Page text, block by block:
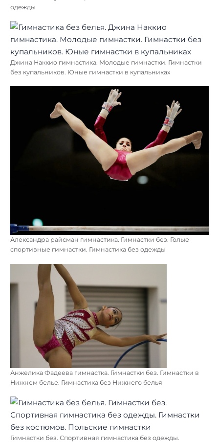
одежды
Джина Наккио гимнастика. Молодые гимнастки. Гимнастки
без купальников. Юные гимнастки в купальниках
Александра райсман гимнастика. Гимнастки без. Голые
спортивные гимнастки. Гимнастика без одежды
Анжелика Фадеева гимнастка. Гимнастки без. Гимнастки в
Нижнем белье. Гимнастика без Нижнего белья
Гимнастки без. Спортивная гимнастика без одежды.